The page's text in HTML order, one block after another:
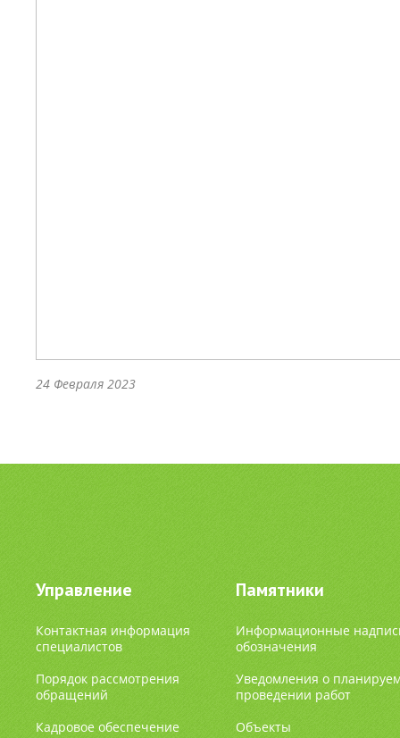
24 Февраля 2023
Управление
Контактная информация
специалистов
Порядок рассмотрения
обращений
Кадровое обеспечение
Памятники
Информационные
обозначения
Уведомления о
проведении работ
Объекты